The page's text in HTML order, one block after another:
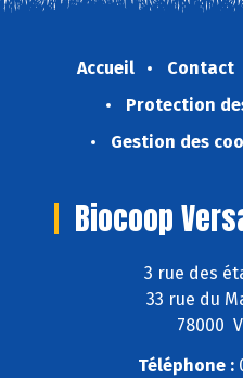
Accueil Contact
Protection
Gestion des
Biocoop
3 rue des
33 rue du
78000
Téléphone :